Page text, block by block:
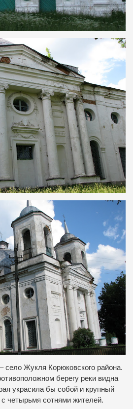
село Жукля Корюковского района.
берегу реки видна
украсила бы собой и крупный
с четырьмя сотнями жителей.